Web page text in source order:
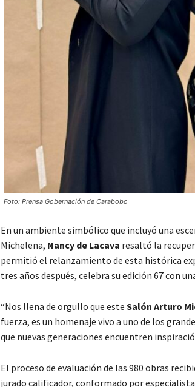
Foto: Prensa Gobernación de Carabobo
En un ambiente simbólico que incluyó una
Michelena, Nancy de Lacava resaltó la
permitió el relanzamiento de esta histórica
tres años después, celebra su edición 67 con
“Nos llena de orgullo que este Salón Arturo
fuerza, es un homenaje vivo a uno de los
que nuevas generaciones encuentren
El proceso de evaluación de las 980 obras
jurado calificador, conformado por